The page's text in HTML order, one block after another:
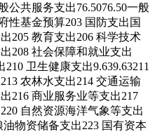
公共服务支出76.5076.50一般
性基金预算203 国防支出 国
205 教育支出206 科学技术
208 社会保障和就业支出
210 卫生健康支出9.639.63211
213 农林水支出214 交通运输
216 商业服务业等支出217
220 自然资源海洋气象等支出
油物资储备支出223 国有资本